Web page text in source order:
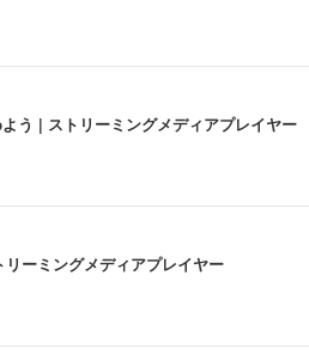
う | ストリーミングメディアプレイヤー
ーミングメディアプレイヤー